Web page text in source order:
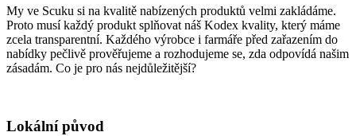
My ve Scuku si na kvalitě nabízených produktů velmi zakládáme.
Proto musí každý produkt splňovat náš Kodex kvality, který máme
zcela transparentní. Každého výrobce i farmáře před zařazením do
nabídky pečlivě prověřujeme a rozhodujeme se, zda odpovídá našim
zásadám. Co je pro nás nejdůležitější?
Lokální původ